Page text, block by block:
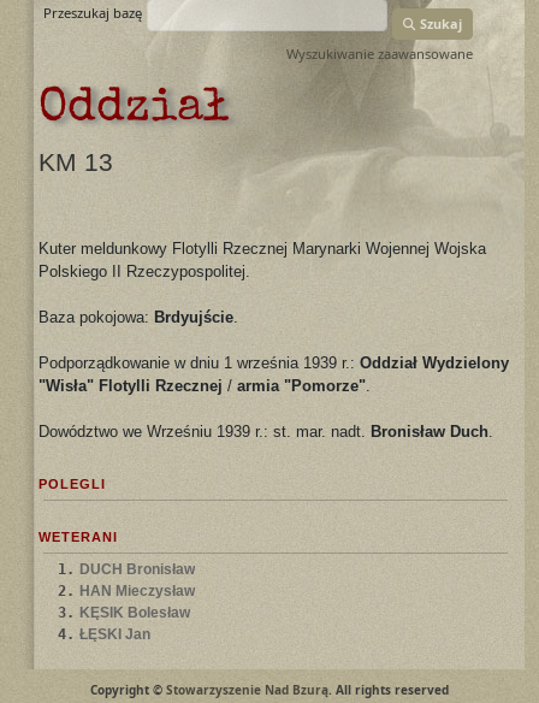
Przeszukaj bazę
Szukaj
Wyszukiwanie zaawansowane
Oddział
KM 13
Kuter meldunkowy Flotylli Rzecznej Marynarki Wojennej Wojska
Polskiego II Rzeczypospolitej.
Baza pokojowa: Brdyujście.
Podporządkowanie w dniu 1 września 1939 r.: Oddział Wydzielony
"Wisła" Flotylli Rzecznej / armia "Pomorze".
Dowództwo we Wrześniu 1939 r.: st. mar. nadt. Bronisław Duch.
POLEGLI
WETERANI
1. DUCH Bronisław
2. HAN Mieczysław
3. KĘSIK Bolesław
4. ŁĘSKI Jan
Copyright © Stowarzyszenie Nad Bzurą. All rights reserved